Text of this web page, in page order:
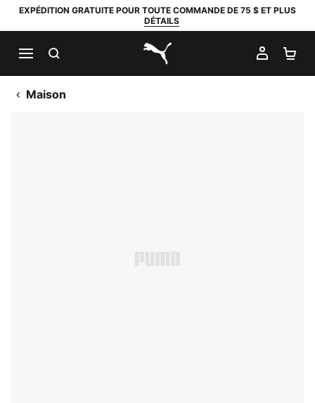
EXPÉDITION GRATUITE POUR TOUTE COMMANDE DE 75 $ ET PLUS
DÉTAILS
PUMA.com
MON
Maison